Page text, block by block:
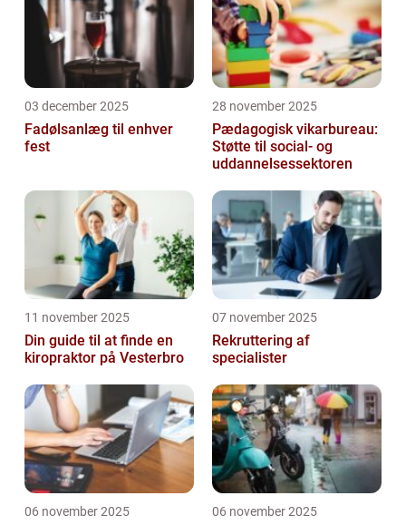
03 december 2025
Fadølsanlæg til enhver
fest
28 november 2025
Pædagogisk vikarbureau:
Støtte til social- og
uddannelsessektoren
11 november 2025
Din guide til at finde en
kiropraktor på Vesterbro
07 november 2025
Rekruttering af
specialister
06 november 2025 06 november 2025